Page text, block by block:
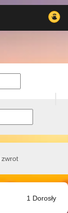
zwrot
1 Dorosły